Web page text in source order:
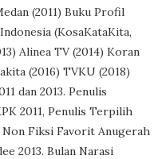
(2011) Buku Profil
(KosaKataKita,
Alinea TV (2014) Koran
(2016) TVKU (2018)
dan 2013. Penulis
2011, Penulis Terpilih
Non Fiksi Favorit Anugerah
2013. Bulan Narasi